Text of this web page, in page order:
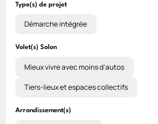
Type(s) de projet
Démarche intégrée
Volet(s) Solon
Mieux vivre avec moins d’autos
Tiers-lieux et espaces collectifs
Arrondissement(s)